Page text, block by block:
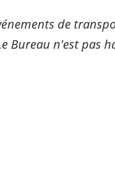
de
Bureau n'est pas